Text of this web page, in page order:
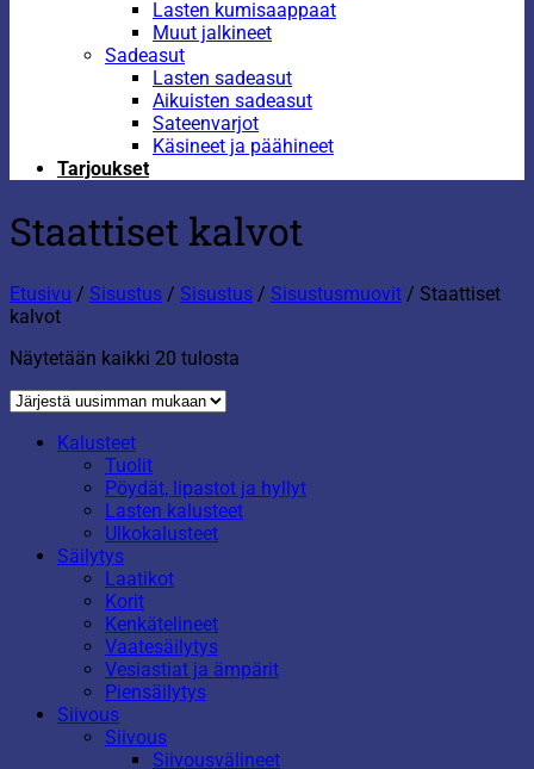
Lasten kumisaappaat
Muut jalkineet
Sadeasut
Lasten sadeasut
Aikuisten sadeasut
Sateenvarjot
Käsineet ja päähineet
Tarjoukset
Staattiset kalvot
Etusivu / Sisustus / Sisustus / Sisustusmuovit / Staattiset
kalvot
Näytetään kaikki 20 tulosta
Kalusteet
Tuolit
Pöydät, lipastot ja hyllyt
Lasten kalusteet
Ulkokalusteet
Säilytys
Laatikot
Korit
Kenkätelineet
Vaatesäilytys
Vesiastiat ja ämpärit
Piensäilytys
Siivous
Siivous
Siivousvälineet